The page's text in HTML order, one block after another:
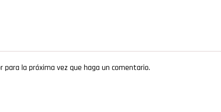
la próxima vez que haga un comentario.